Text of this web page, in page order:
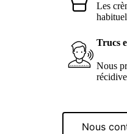
Les
Trucs
Nous
Nous